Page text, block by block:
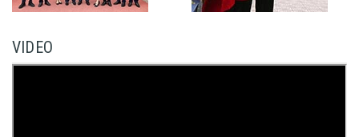
VIDEO